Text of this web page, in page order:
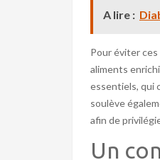
A lire :
Pour éviter
aliments
essentiels, qui
soulève
afin de
Un